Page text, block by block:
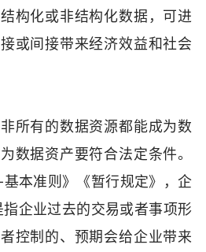
构化或非结构化数据，可进
或间接带来经济效益和社会
所有的数据资源都能成为数
数据资产要符合法定条件。
本准则》《暂行规定》，企
企业过去的交易或者事项形
控制的、预期会给企业带来